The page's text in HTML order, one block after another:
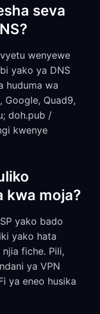
seva
wenyewe
yako ya DNS
huduma wa
Google, Quad9,
doh.pub /
kwenye
kwa moja?
yako bado
yako hata
fiche. Pili,
ya VPN
ya eneo husika